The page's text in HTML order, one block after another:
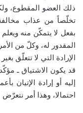
ذلك العضو المقطوع،
تخلّصاً من عذاب
بفعل لا يتمكّن منه
المقدور له، وكلّ من
الإرادة التي لا تتعلّق
قد يكون الاشتياق ـ
إليه أو إرادة الإتيان
احتمالا، وهذا أمر